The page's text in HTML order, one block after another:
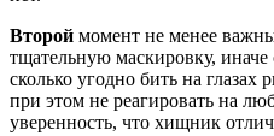
Второй момент не менее
тщательную маскировку,
сколько угодно бить на глазах
при этом не реагировать на
уверенность, что хищник